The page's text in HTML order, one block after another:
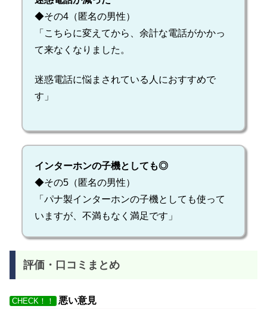
◆その4（匿名の男性）
「こちらに変えてから、余計な電話がかかっ
て来なくなりました。
迷惑電話に悩まされている人におすすめで
す」
インターホンの子機としても◎
◆その5（匿名の男性）
「パナ製インターホンの子機としても使って
いますが、不満もなく満足です」
評価・口コミまとめ
CHECK！！ 悪い意見